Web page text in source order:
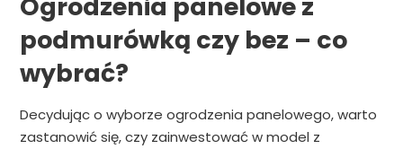
Ogrodzenia panelowe z
podmurówką czy bez – co
wybrać?
Decydując o wyborze ogrodzenia panelowego, warto
zastanowić się, czy zainwestować w model z